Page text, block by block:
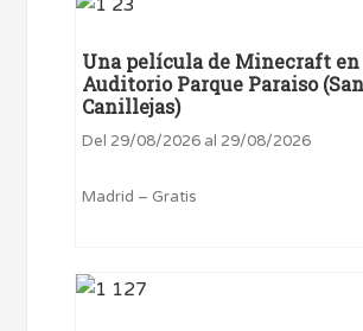
Una película de Minecraft
Auditorio Parque Paraiso
Canillejas)
Del 29/08/2026 al 29/08/2026
Madrid – Gratis